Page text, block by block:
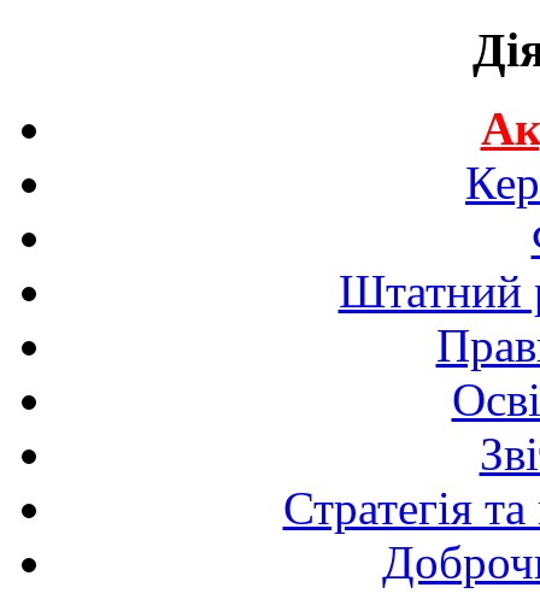
Штатний
Стратегія